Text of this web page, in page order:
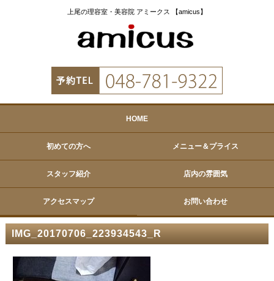
上尾の理容室・美容院 アミークス 【amicus】
HOME
初めての方へ メニュー＆プライス
スタッフ紹介 店内の雰囲気
アクセスマップ お問い合わせ
IMG_20170706_223934543_R